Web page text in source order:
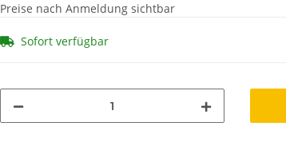
Preise nach Anmeldung sichtbar
Sofort verfügbar